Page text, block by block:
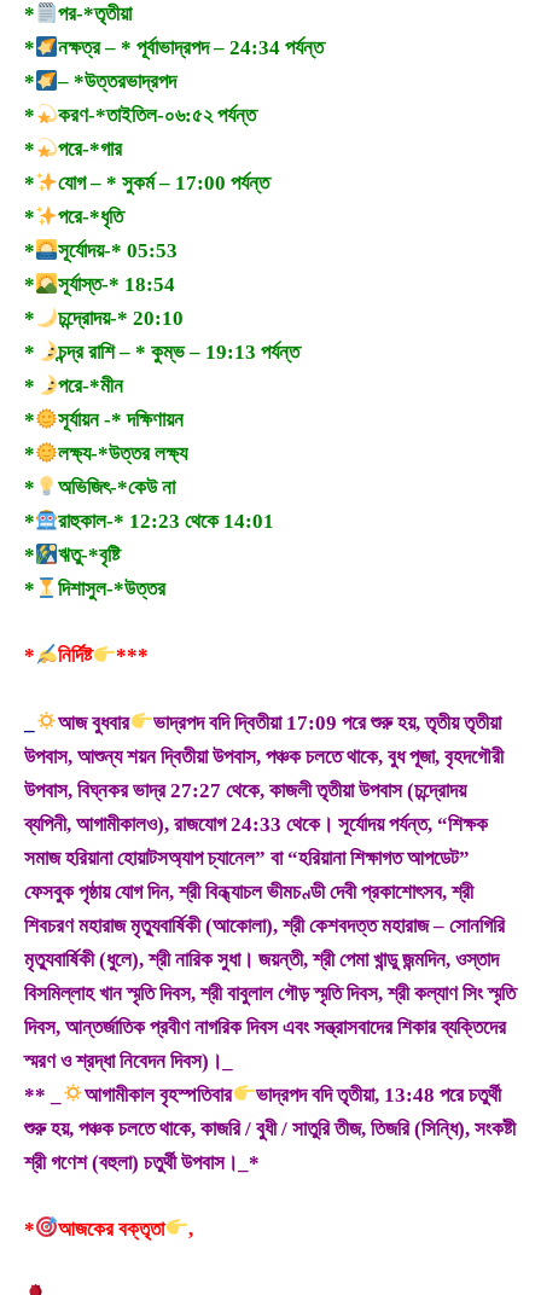
*
পর-*তৃতীয়া
*
নক্ষত্র – * পূর্বাভাদ্রপদ – 24:34 পর্যন্ত
*
– *উত্তরভাদ্রপদ
*
করণ-*তাইতিল-০৬:৫২ পর্যন্ত
*
পরে-*গার
*
যোগ – * সুকর্ম – 17:00 পর্যন্ত
*
পরে-*ধৃতি
*
সূর্যোদয়-* 05:53
*
সূর্যাস্ত-* 18:54
*
চন্দ্রোদয়-* 20:10
*
চন্দ্র রাশি – * কুম্ভ – 19:13 পর্যন্ত
*
পরে-*মীন
*
সূর্যায়ন -* দক্ষিণায়ন
*
লক্ষ্য-*উত্তর লক্ষ্য
*
অভিজিৎ-*কেউ না
*
রাহুকাল-* 12:23 থেকে 14:01
*
ঋতু-*বৃষ্টি
*
দিশাসুল-*উত্তর
* নির্দিষ্ট ***
আজ বুধবার
ভাদ্রপদ বদি দ্বিতীয়া 17:09 পরে শুরু হয়, তৃতীয় তৃতীয়া
উপবাস, আশুন্য শয়ন দ্বিতীয়া উপবাস, পঞ্চক চলতে থাকে, বুধ পূজা, বৃহদগৌরী
উপবাস, বিঘ্নকর ভাদ্র 27:27 থেকে, কাজলী তৃতীয়া উপবাস (চন্দ্রোদয়
ব্যপিনী, আগামীকালও), রাজযোগ 24:33 থেকে। সূর্যোদয় পর্যন্ত, “শিক্ষক
সমাজ হরিয়ানা হোয়াটসঅ্যাপ চ্যানেল” বা “হরিয়ানা শিক্ষাগত আপডেট”
ফেসবুক পৃষ্ঠায় যোগ দিন, শ্রী বিন্ধ্যাচল ভীমচণ্ডী দেবী প্রকাশোৎসব, শ্রী
শিবচরণ মহারাজ মৃত্যুবার্ষিকী (আকোলা), শ্রী কেশবদত্ত মহারাজ – সোনগিরি
মৃত্যুবার্ষিকী (ধুলে), শ্রী নারিক সুধা। জয়ন্তী, শ্রী পেমা খান্ডু জন্মদিন, ওস্তাদ
বিসমিল্লাহ খান স্মৃতি দিবস, শ্রী বাবুলাল গৌড় স্মৃতি দিবস, শ্রী কল্যাণ সিং স্মৃতি
দিবস, আন্তর্জাতিক প্রবীণ নাগরিক দিবস এবং সন্ত্রাসবাদের শিকার ব্যক্তিদের
স্মরণ ও শ্রদ্ধা নিবেদন দিবস)।_
** _
আগামীকাল বৃহস্পতিবার
ভাদ্রপদ বদি তৃতীয়া, 13:48 পরে চতুর্থী
শুরু হয়, পঞ্চক চলতে থাকে, কাজরি / বুধী / সাতুরি তীজ, তিজরি (সিন্ধি), সংকষ্টী
শ্রী গণেশ (বহুলা) চতুর্থী উপবাস।_*
* আজকের বক্তৃতা ,